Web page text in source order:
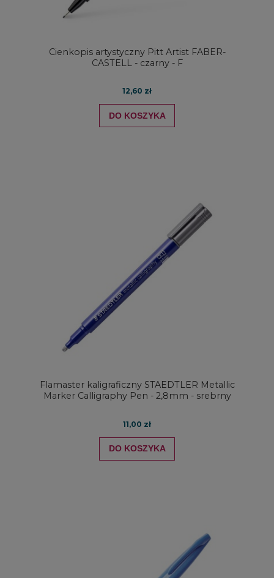
Cienkopis artystyczny Pitt Artist FABER-
CASTELL - czarny - F
12,60 zł
DO KOSZYKA
Flamaster kaligraficzny STAEDTLER Metallic
Marker Calligraphy Pen - 2,8mm - srebrny
11,00 zł
DO KOSZYKA